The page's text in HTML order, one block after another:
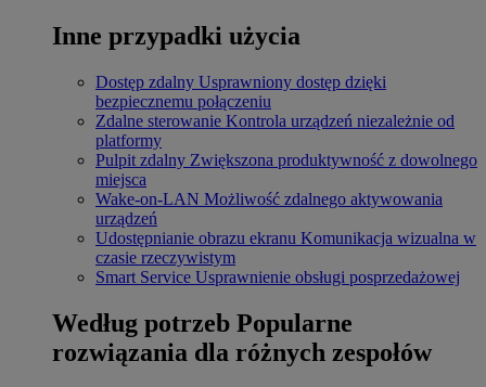
Inne przypadki użycia
Dostęp zdalny Usprawniony dostęp dzięki
bezpiecznemu połączeniu
Zdalne sterowanie Kontrola urządzeń niezależnie od
platformy
Pulpit zdalny Zwiększona produktywność z dowolnego
miejsca
Wake-on-LAN Możliwość zdalnego aktywowania
urządzeń
Udostępnianie obrazu ekranu Komunikacja wizualna w
czasie rzeczywistym
Smart Service Usprawnienie obsługi posprzedażowej
Według potrzeb Popularne
rozwiązania dla różnych zespołów